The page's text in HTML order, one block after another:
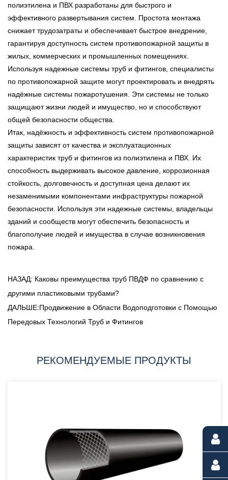
полиэтилена и ПВХ разработаны для быстрого и
эффективного развертывания систем. Простота монтажа
снижает трудозатраты и обеспечивает быстрое внедрение,
гарантируя доступность систем противопожарной защиты в
жилых, коммерческих и промышленных помещениях.
Используя надежные системы труб и фитингов, специалисты
по противопожарной защите могут проектировать и внедрять
надёжные системы пожаротушения. Эти системы не только
защищают жизни людей и имущество, но и способствуют
общей безопасности общества.
Итак, надёжность и эффективность систем противопожарной
защиты зависят от качества и эксплуатационных
характеристик труб и фитингов из полиэтилена и ПВХ. Их
способность выдерживать высокое давление, коррозионная
стойкость, долговечность и доступная цена делают их
незаменимыми компонентами инфраструктуры пожарной
безопасности. Используя эти надежные системы, владельцы
зданий и сообществ могут обеспечить безопасность и
благополучие людей и имущества в случае возникновения
пожара.
НАЗАД: Каковы преимущества труб ПВДФ по сравнению с
другими пластиковыми трубами?
ДАЛЬШЕ:Продвижение в Области Водоподготовки с Помощью
Передовых Технологий Труб и Фитингов
РЕКОМЕНДУЕМЫЕ ПРОДУКТЫ